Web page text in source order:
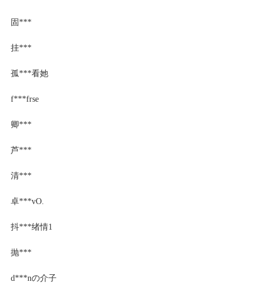
固***
挂***
孤***看她
f***frse
卿***
芦***
清***
卓***vO.
抖***绪情1
抛***
d***nの介子